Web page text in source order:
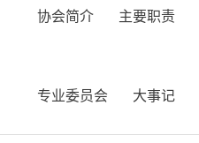
协会简介 主要职责
专业委员会 大事记